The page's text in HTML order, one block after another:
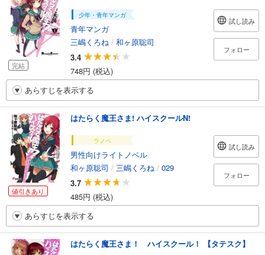
完結
少年・青年マンガ
青年マンガ
三嶋くろね / 和ヶ原聡司
3.4
748円 (税込)
試し読み
フォロー
あらすじを表示する
値引きあり
はたらく魔王さま! ハイスクールN!
ラノベ
男性向けライトノベル
和ヶ原聡司 / 三嶋くろね / 029
3.7
485円 (税込)
試し読み
フォロー
あらすじを表示する
はたらく魔王さま！ ハイスクール！ 【タテスク】